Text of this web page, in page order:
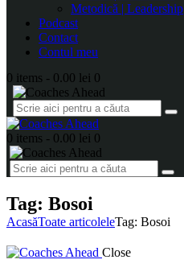
Metodică | Leadership
Podcast
Contact
Contul meu
0 items - 0.00 lei 0
0 items - 0.00 lei 0
Tag: Bosoi
AcasăToate articoleleTag: Bosoi
Close